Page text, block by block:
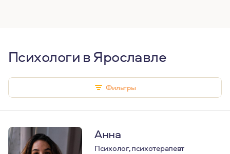
Психологи в Ярославле
Фильтры
Анна
Психолог, психотерапевт